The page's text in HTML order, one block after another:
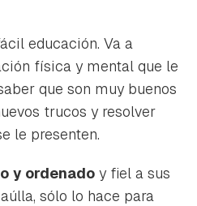
educación. Va a
física y mental que le
que son muy buenos
trucos y resolver
le presenten.
y ordenado y fiel a sus
sólo lo hace para